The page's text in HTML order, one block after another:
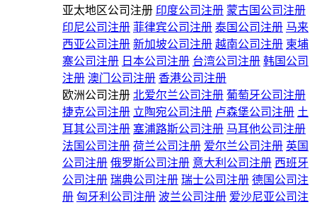
亚太地区公司注册 印度公司注册 蒙古国公司注册
印尼公司注册 菲律宾公司注册 泰国公司注册 马来
西亚公司注册 新加坡公司注册 越南公司注册 柬埔
寨公司注册 日本公司注册 台湾公司注册 韩国公司
注册 澳门公司注册 香港公司注册
欧洲公司注册 北爱尔兰公司注册 葡萄牙公司注册
捷克公司注册 立陶宛公司注册 卢森堡公司注册 土
耳其公司注册 塞浦路斯公司注册 马耳他公司注册
法国公司注册 荷兰公司注册 爱尔兰公司注册 英国
公司注册 俄罗斯公司注册 意大利公司注册 西班牙
公司注册 瑞典公司注册 瑞士公司注册 德国公司注
册 匈牙利公司注册 波兰公司注册 爱沙尼亚公司注